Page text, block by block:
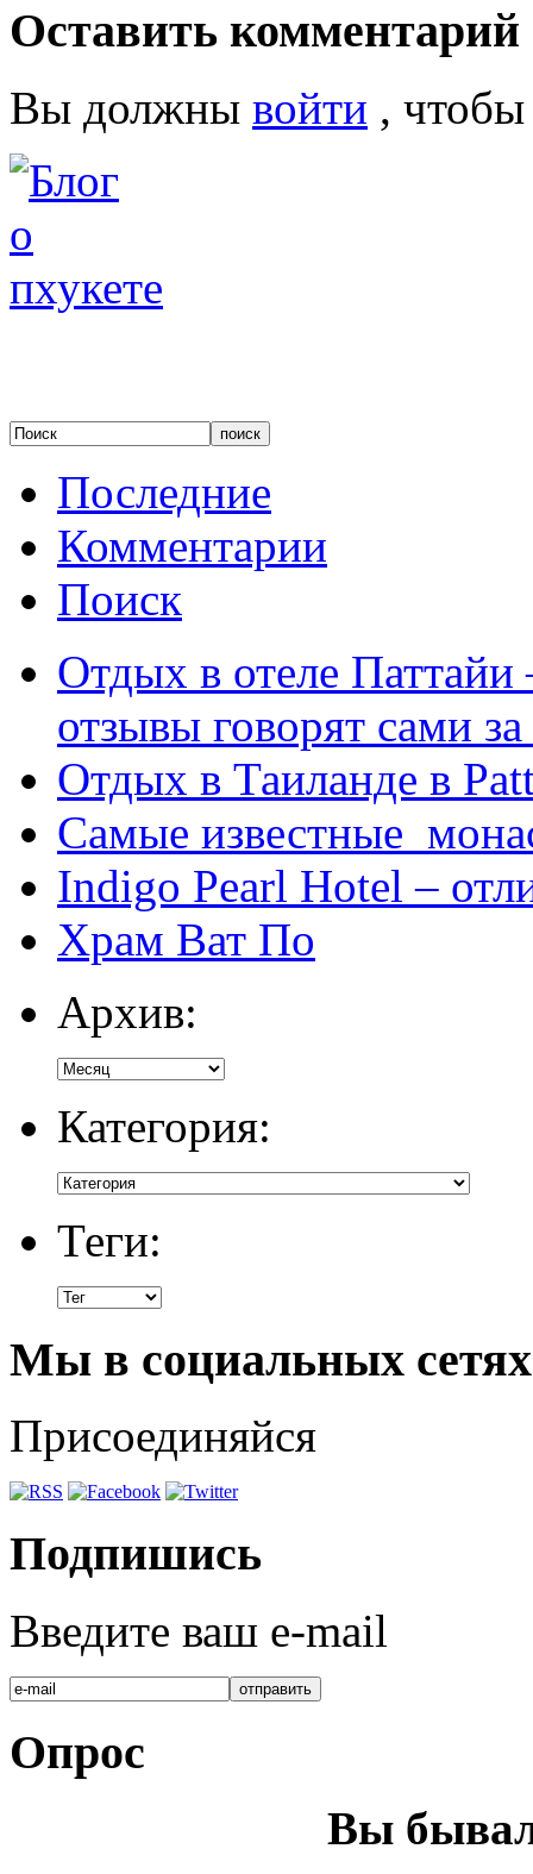
Оставить комментарий
Вы должны войти ,
Последние
Комментарии
Поиск
Отдых в отеле
отзывы говорят сами за
Отдых в Таиланде в
Самые известные
Indigo Pearl Hotel –
Храм Ват По
Архив:
Категория:
Теги:
Мы в социальных сетях
Присоединяйся
Подпишись
Введите ваш e-mail
Опрос
Вы